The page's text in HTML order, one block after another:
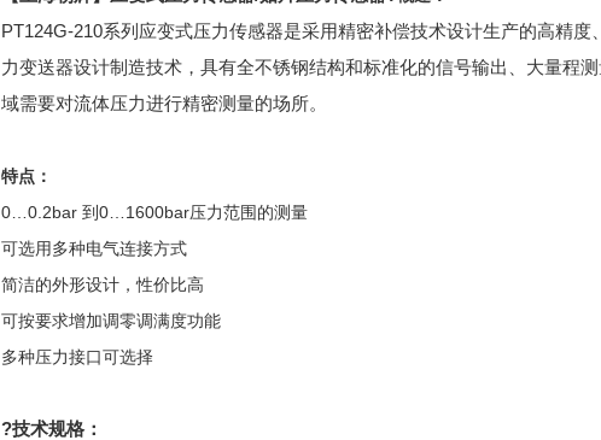
PT124G-210系列应变式压力传感器是采用精密补偿技术设计生产的高精
力变送器设计制造技术，具有全不锈钢结构和标准化的信号输出、大量程
域需要对流体压力进行精密测量的场所。
特点：
0…0.2bar 到0…1600bar压力范围的测量
可选用多种电气连接方式
简洁的外形设计，性价比高
可按要求增加调零调满度功能
多种压力接口可选择
?技术规格：